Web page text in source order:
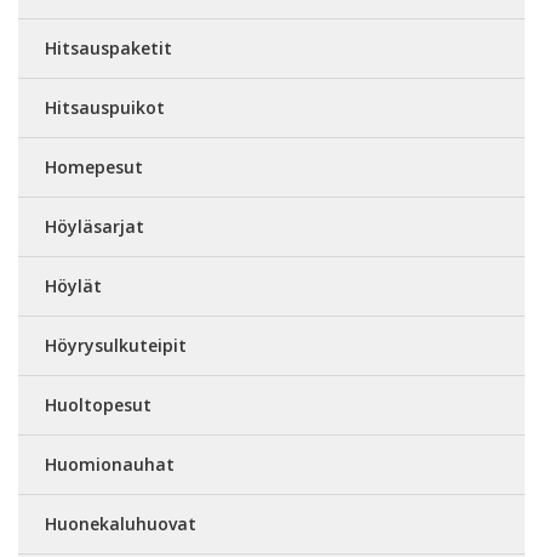
Hitsauspaketit
Hitsauspuikot
Homepesut
Höyläsarjat
Höylät
Höyrysulkuteipit
Huoltopesut
Huomionauhat
Huonekaluhuovat